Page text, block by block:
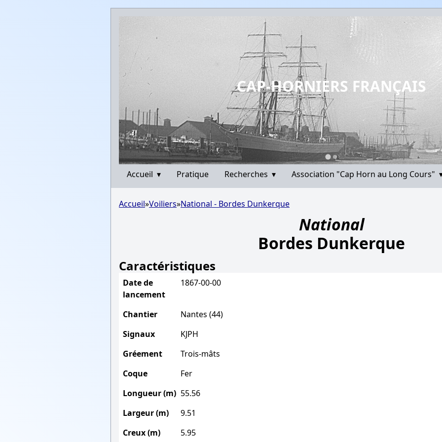
CAP-HORNIERS FRANÇAIS
Accueil ▾ Pratique Recherches ▾ Association "Cap Horn au Long Cours"
Accueil»Voiliers»National - Bordes Dunkerque
National
Bordes Dunkerque
Caractéristiques
Date de
lancement
1867-00-00
Chantier
Nantes (44)
Signaux
KJPH
Gréement
Trois-mâts
Coque
Fer
Longueur (m) 55.56
Largeur (m)
9.51
Creux (m)
5.95